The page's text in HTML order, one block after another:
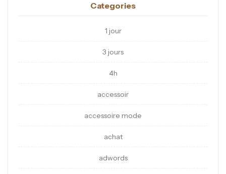
Categories
1 jour
3 jours
4h
accessoir
accessoire mode
achat
adwords